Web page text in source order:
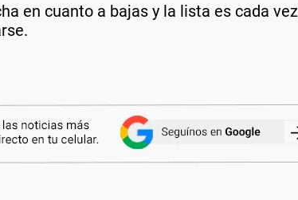
en cuanto a bajas y la lista es cada